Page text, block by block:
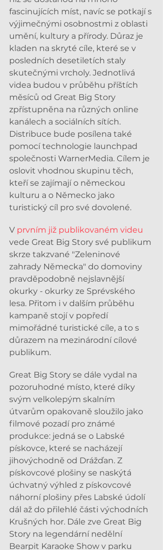
fascinujících míst, navíc se potkají s
výjimečnými osobnostmi z oblasti
umění, kultury a přírody. Důraz je
kladen na skryté cíle, které se v
posledních desetiletích staly
skutečnými vrcholy. Jednotlivá
videa budou v průběhu příštích
měsíců od Great Big Story
zpřístupněna na různých online
kanálech a sociálních sítích.
Distribuce bude posílena také
pomocí technologie launchpad
společnosti WarnerMedia. Cílem je
oslovit vhodnou skupinu těch,
kteří se zajímají o německou
kulturu a o Německo jako
turistický cíl pro své dovolené.
V prvním již publikovaném videu
vede Great Big Story své publikum
skrze takzvané "Zeleninové
zahrady Německa" do domoviny
pravděpodobně nejslavnější
okurky - okurky ze Sprévského
lesa. Přitom i v dalším průběhu
kampaně stojí v popředí
mimořádné turistické cíle, a to s
důrazem na mezinárodní cílové
publikum.
Great Big Story se dále vydal na
pozoruhodné místo, které díky
svým velkolepým skalním
útvarům opakovaně sloužilo jako
filmové pozadí pro známé
produkce: jedná se o Labské
pískovce, které se nacházejí
jihovýchodně od Drážďan. Z
pískovcové plošiny se naskýtá
úchvatný výhled z pískovcové
náhorní plošiny přes Labské údolí
dál až do přilehlé části východních
Krušných hor. Dále zve Great Big
Story na legendární nedělní
Bearpit Karaoke Show v parku